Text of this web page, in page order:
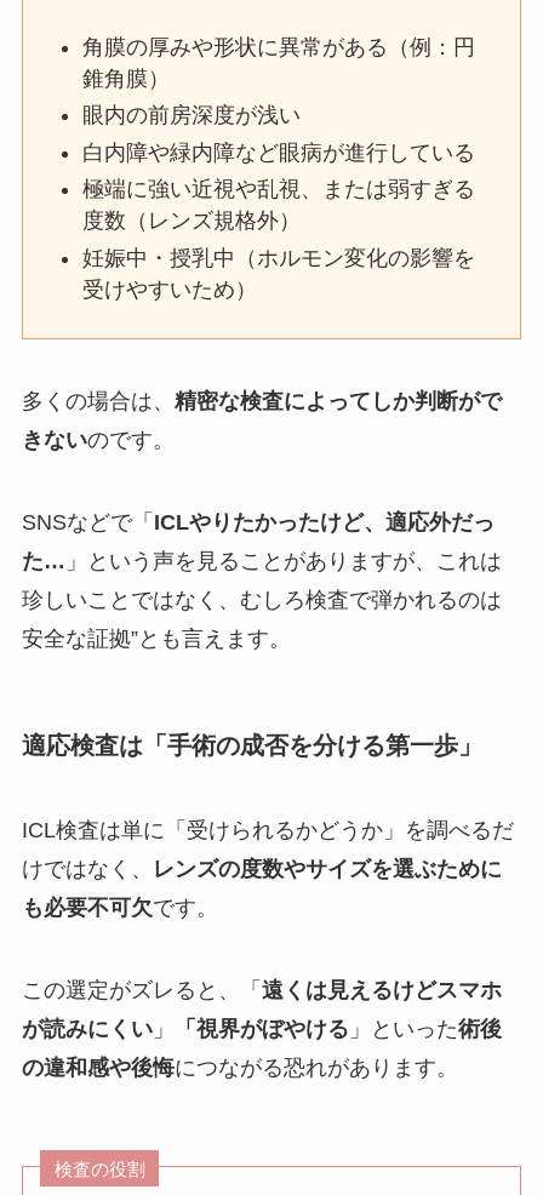
角膜の厚みや形状に異常がある（例：円
錐角膜）
眼内の前房深度が浅い
白内障や緑内障など眼病が進行している
極端に強い近視や乱視、または弱すぎる
度数（レンズ規格外）
妊娠中・授乳中（ホルモン変化の影響を
受けやすいため）
多くの場合は、 精密な検査によってしか判断がで
きないのです。
SNSなどで「 ICLやりたかったけど、適応外だっ
た… 」という声を見ることがありますが、これは
珍しいことではなく、むしろ検査で弾かれるのは
安全な証拠”とも言えます。
適応検査は「手術の成否を分ける第一歩」
ICL検査は単に「受けられるかどうか」を調べるだ
けではなく、
レンズの度数やサイズを選ぶために
も必要不可欠です。
この選定がズレると、「 遠くは見えるけどスマホ
が読みにくい」 「視界がぼやける 」といった術後
の違和感や後悔につながる恐れがあります。
検査の役割